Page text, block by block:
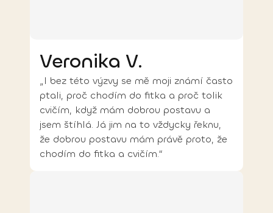
Veronika V.
„I bez této výzvy se mě moji známí často
ptali, proč chodím do fitka a proč tolik
cvičím, když mám dobrou postavu a
jsem štíhlá. Já jim na to vždycky řeknu,
že dobrou postavu mám právě proto, že
chodím do fitka a cvičím.“